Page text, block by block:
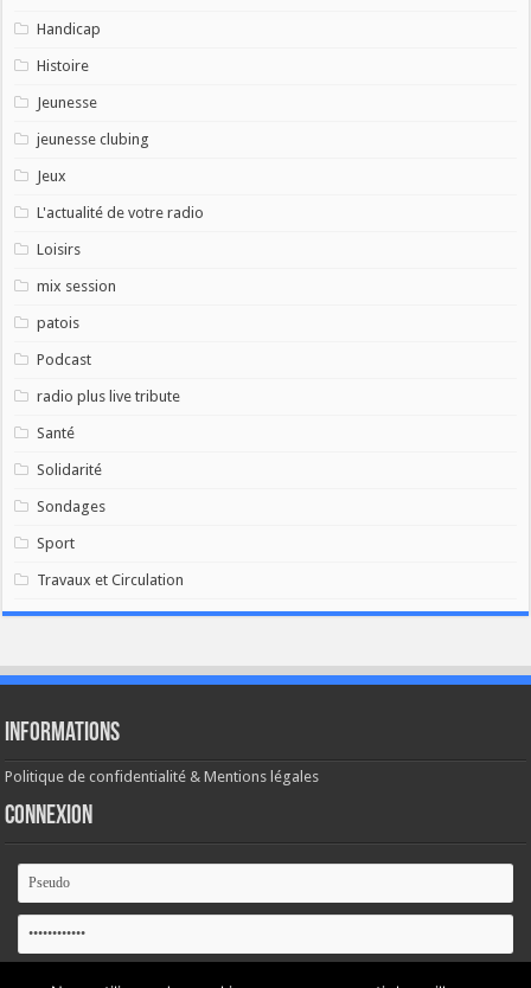
Handicap
Histoire
Jeunesse
jeunesse clubing
Jeux
L'actualité de votre radio
Loisirs
mix session
patois
Podcast
radio plus live tribute
Santé
Solidarité
Sondages
Sport
Travaux et Circulation
Informations
Politique de confidentialité & Mentions légales
Connexion
Se souvenir de moi